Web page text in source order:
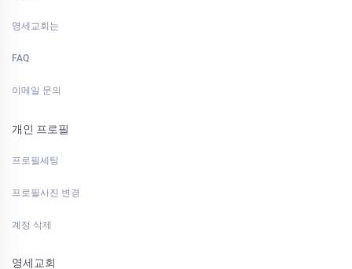
영세교회는
FAQ
이메일 문의
개인 프로필
프로필세팅
프로필사진 변경
계정 삭제
영세교회